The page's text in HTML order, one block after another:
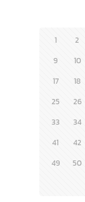
1 2
9
10
17
18
25
26
33
34
41
42
49
50